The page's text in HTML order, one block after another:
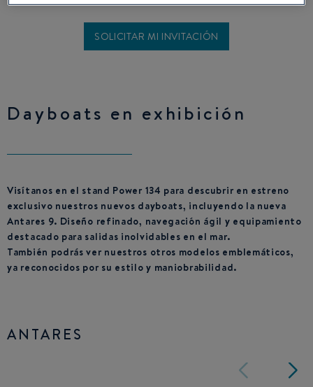
SOLICITAR MI INVITACIÓN
Dayboats en exhibición
Visítanos en el stand Power 134 para descubrir en estreno
exclusivo nuestros nuevos dayboats, incluyendo la nueva
Antares 9. Diseño refinado, navegación ágil y equipamiento
destacado para salidas inolvidables en el mar.
También podrás ver nuestros otros modelos emblemáticos,
ya reconocidos por su estilo y maniobrabilidad.
ANTARES